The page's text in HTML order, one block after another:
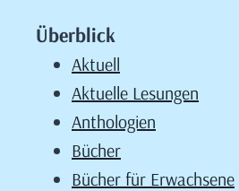
Überblick
Aktuell
Aktuelle Lesungen
Anthologien
Bücher
Bücher für Erwachsene